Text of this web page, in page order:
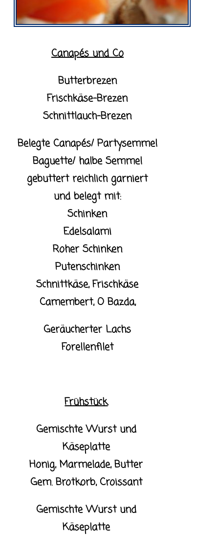
Canapés und Co
Butterbrezen
Frischkäse-Brezen
Schnittlauch-Brezen
Belegte Canapés/ Partysemmel
Baguette/ halbe Semmel
gebuttert reichlich garniert
und belegt mit:
Schinken
Edelsalami
Roher Schinken
Putenschinken
Schnittkäse, Frischkäse
Camembert, O Bazda,
Geräucherter Lachs
Forellenfilet
Frühstück
Gemischte Wurst und
Käseplatte
Honig, Marmelade, Butter
Gem. Brotkorb, Croissant
Gemischte Wurst und
Käseplatte